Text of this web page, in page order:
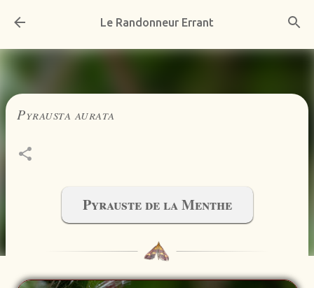
Accéder au contenu principal
Le Randonneur Errant
Pyrausta aurata
Pyrauste de la Menthe